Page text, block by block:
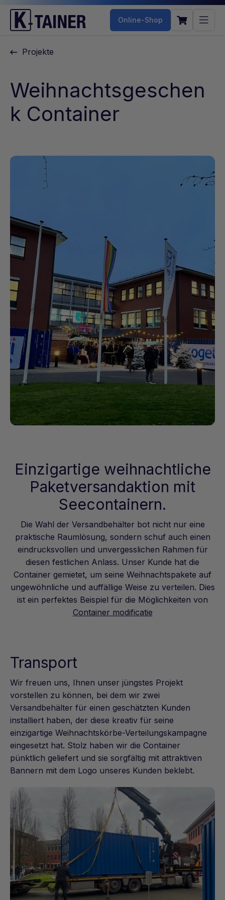
Online-Shop
Projekte
Weihnachtsgeschen
k Container
Einzigartige weihnachtliche
Paketversandaktion mit
Seecontainern.
Die Wahl der Versandbehälter bot nicht nur eine
praktische Raumlösung, sondern schuf auch einen
eindrucksvollen und unvergesslichen Rahmen für
diesen festlichen Anlass. Unser Kunde hat die
Container gemietet, um seine Weihnachtspakete auf
ungewöhnliche und auffällige Weise zu verteilen. Dies
ist ein perfektes Beispiel für die Möglichkeiten von
Container modificatie
Transport
Wir freuen uns, Ihnen unser jüngstes Projekt
vorstellen zu können, bei dem wir zwei
Versandbehälter für einen geschätzten Kunden
installiert haben, der diese kreativ für seine
einzigartige Weihnachtskörbe-Verteilungskampagne
eingesetzt hat. Stolz haben wir die Container
pünktlich geliefert und sie sorgfältig mit attraktiven
Bannern mit dem Logo unseres Kunden beklebt.